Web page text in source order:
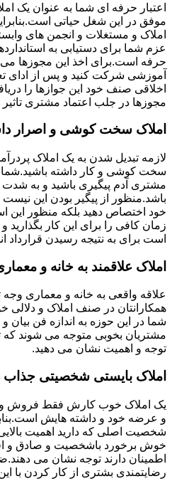
اعتبار حرفه ای شما به عنوان یک
موفق در این شغل حیاتی
املاک و مستغلات و انجمن های
عزم شما برای دستیابی به
حرفه است.برای اخذ این مجوزها
آموزشی شرکت کنید و پس از ادای
اخلاقی صنف خود این جوازها را
مجوزها در جلب اعتماد مشتری تاثیر
املاک سخت کوشی و اصرار
لازمه تبدیل شدن به یک املاک
سخت کوشی و کار داشته باشید.شما
مشتری آدم پیگیری باشید و به شدت
باشد.منظور از پیگیر بودن این
خود اختصاص دهید بلکه منظور این
زمان کافی را برای این کار بگذارید
است برای به نتیجه رسیدن قرارداد
املاک علاقمند به خانه و
علاقه واقعی به خانه و معماری وجه
همکارانتان در صنف املاک و دلالی
شما در این حوزه به اندازه فن بیان
مشتریان بخوبی متوجه می شوند که
توجه و اهمیت نشان می دهید.
املاک بایستی شخصیتی جذاب
یک املاک خوب کارش فقط فروش و
و عرضه خود و داشته هایش
شخصیت اصلی که دارید اهمیت
خوش برخورد باشخصیت و صادق و
اطمینان دارند توجه نشان می
رضایتمندی بشتری از کار کردن با این